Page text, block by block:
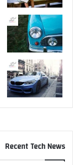
Recent Tech News